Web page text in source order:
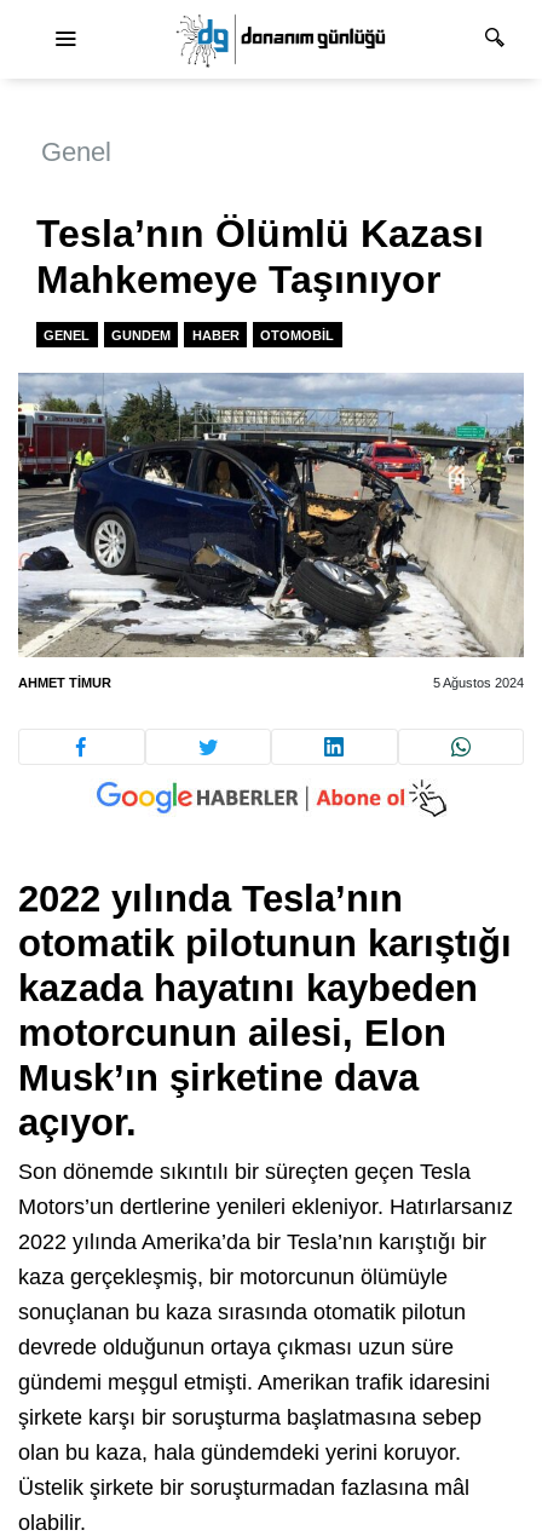
Genel
Tesla’nın Ölümlü Kazası
Mahkemeye Taşınıyor
GENEL GUNDEM HABER OTOMOBIL
AHMET TIMUR 5 Ağustos 2024
2022 yılında Tesla’nın
otomatik pilotunun karıştığı
kazada hayatını kaybeden
motorcunun ailesi, Elon
Musk’ın şirketine dava
açıyor.
Son dönemde sıkıntılı bir süreçten geçen Tesla
Motors’un dertlerine yenileri ekleniyor. Hatırlarsanız
2022 yılında Amerika’da bir Tesla’nın karıştığı bir
kaza gerçekleşmiş, bir motorcunun ölümüyle
sonuçlanan bu kaza sırasında otomatik pilotun
devrede olduğunun ortaya çıkması uzun süre
gündemi meşgul etmişti. Amerikan trafik idaresini
şirkete karşı bir soruşturma başlatmasına sebep
olan bu kaza, hala gündemdeki yerini koruyor.
Üstelik şirkete bir soruşturmadan fazlasına mâl
olabilir.